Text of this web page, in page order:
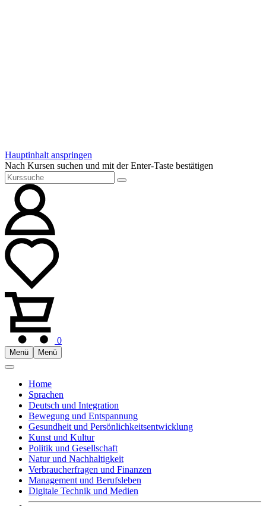
Hauptinhalt anspringen
Nach Kursen suchen und mit der Enter-Taste bestätigen
0
Menü Menü
Home
Sprachen
Deutsch und Integration
Bewegung und Entspannung
Gesundheit und Persönlichkeitsentwicklung
Kunst und Kultur
Politik und Gesellschaft
Natur und Nachhaltigkeit
Verbraucherfragen und Finanzen
Management und Berufsleben
Digitale Technik und Medien